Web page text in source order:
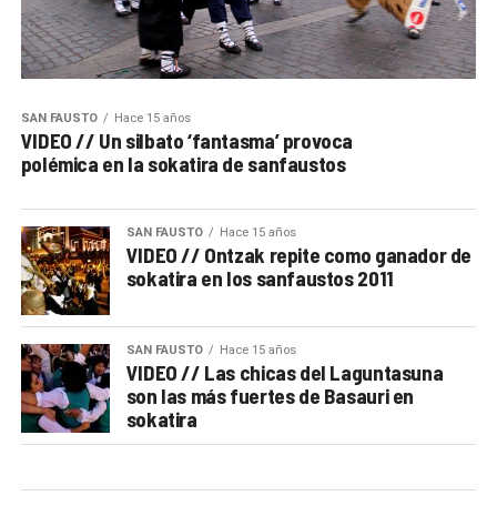
SAN FAUSTO Hace 15 años
VIDEO // Un silbato ‘fantasma’ provoca
polémica en la sokatira de sanfaustos
SAN FAUSTO Hace 15 años
VIDEO // Ontzak repite como ganador de
sokatira en los sanfaustos 2011
SAN FAUSTO Hace 15 años
VIDEO // Las chicas del Laguntasuna
son las más fuertes de Basauri en
sokatira